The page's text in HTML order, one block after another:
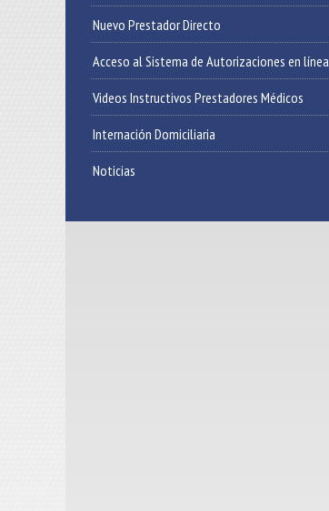
Nuevo Prestador Directo
Acceso al Sistema de Autorizaciones en línea
Videos Instructivos Prestadores Médicos
Internación Domiciliaria
Noticias